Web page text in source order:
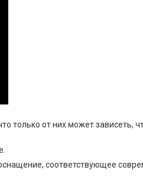
только от них может зависеть,
соответствующее